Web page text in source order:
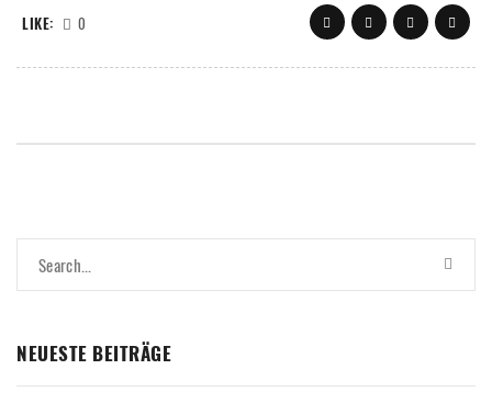
LIKE: 0
NEUESTE BEITRÄGE